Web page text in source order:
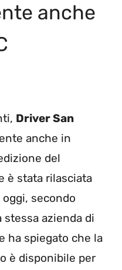
anche
Driver San
anche in
del
è stata rilasciata
secondo
azienda di
ha spiegato che la
è disponibile per